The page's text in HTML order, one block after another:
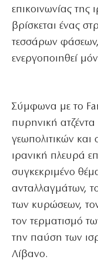
επικοινωνίας της
βρίσκεται ένας
τεσσάρων
ενεργοποιηθεί
Σύμφωνα με το
πυρηνική
γεωπολιτικών
ιρανική πλευρά
συγκεκριμένο
ανταλλαγμάτων,
των κυρώσεων,
τον τερματισμό
την παύση των
Λίβανο.